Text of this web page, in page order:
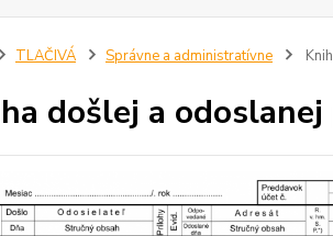
TLAČIVÁ Správne a administratívne
došlej a